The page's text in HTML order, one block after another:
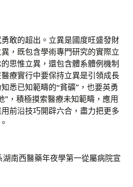
的超出。立異是國度旺盛發財
，既包含學術專門研究的實際立
思惟立異，還包含體系體例機制
療實行中要保持立異是引領成長
悉已知範疇的“貧礦”，也要英勇
”，積極摸索醫療未知範疇，應用
前沿技巧開辟六合，盡力把更多
南西醫藥年夜學第一從屬病院宣